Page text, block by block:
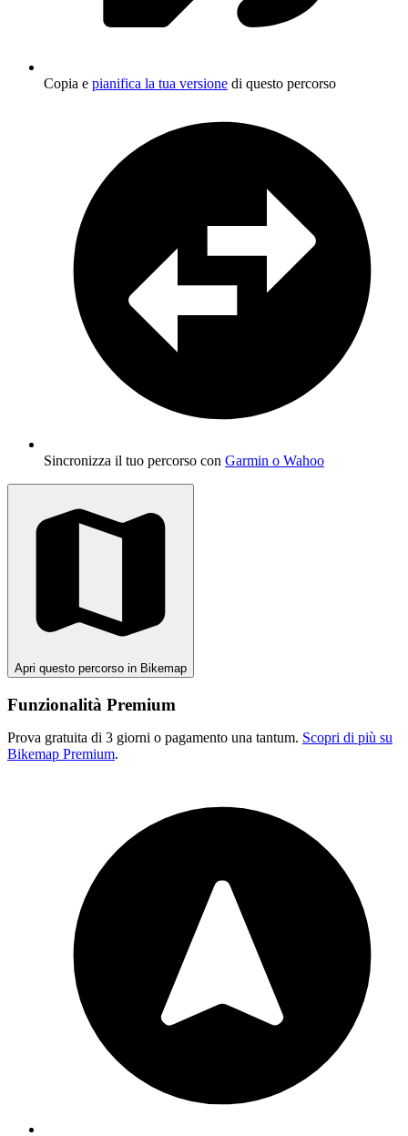
Copia e pianifica la tua versione di questo percorso
Sincronizza il tuo percorso con Garmin o Wahoo
Apri questo percorso in Bikemap
Funzionalità Premium
Prova gratuita di 3 giorni o pagamento una tantum. Scopri di più su
Bikemap Premium.